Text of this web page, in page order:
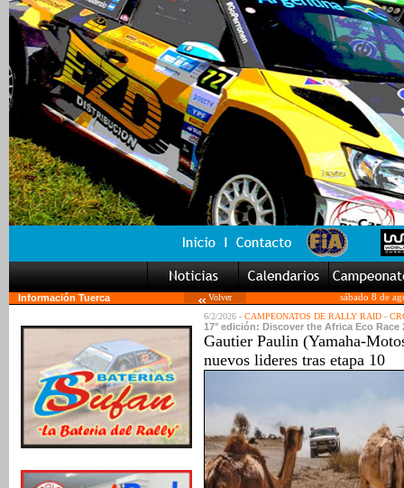
Información Tuerca Volver
sábado 8 de
6/2/2026 - CAMPEONATOS DE RALLY RAID -
17° edición: Discover the Africa Eco Race
Gautier Paulin (Yamaha-
nuevos lideres tras etapa 10